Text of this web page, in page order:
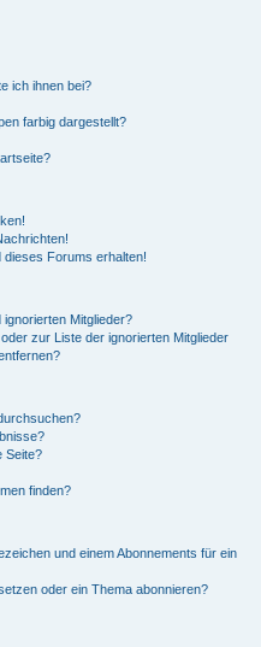
ich ihnen bei?
farbig dargestellt?
dieses Forums erhalten!
Mitglieder?
zur Liste der ignorierten Mitglieder
Seite?
finden?
und einem Abonnements für ein
oder ein Thema abonnieren?